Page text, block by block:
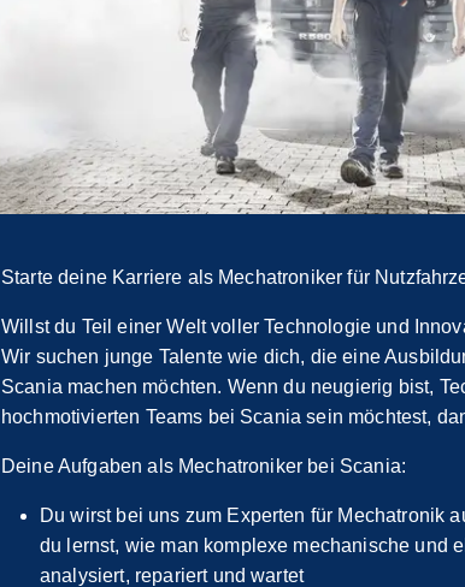
Starte deine Karriere als Mechatroniker für
Willst du Teil einer Welt voller Technologie und
Wir suchen junge Talente wie dich, die eine
Scania machen möchten. Wenn du neugierig bist,
hochmotivierten Teams bei Scania sein möchtest,
Deine Aufgaben als Mechatroniker bei Scania:
Du wirst bei uns zum Experten für Mechatronik
du lernst, wie man komplexe mechanische und
analysiert, repariert und wartet